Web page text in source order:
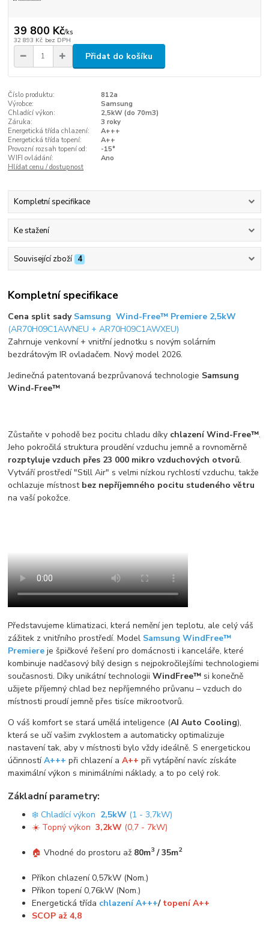
39 800 Kč/ks
32 893 Kč bez DPH
Přidat do košíku
Číslo produktu:
812a
Výrobce:
Samsung
Chladící výkon:
2,5kW (do 70m3)
Záruka:
3 roky
Energetická třída chlazení:
A+++
Energetická třída topení:
A++
Provozní rozsah topení od:
-15°
WIFI ovládání:
Ano
Hlídat cenu / dostupnost
Kompletní specifikace
Ke stažení
Související zboží 4
Kompletní specifikace
Cena split sady Samsung Wind-Free™ Premiere 2,5kW
(AR70H09C1AWNEU + AR70H09C1AWXEU)
Zahrnuje venkovní + vnitřní jednotku s novým solárním
bezdrátovým IR ovladačem. Nový model 2026.
Jedinečná patentovaná bezprůvanová technologie Samsung
Wind-Free™
Zůstaňte v pohodě bez pocitu chladu díky chlazení Wind-Free™.
Jeho pokročilá struktura proudění vzduchu jemně a rovnoměrně
rozptyluje vzduch přes 23 000 mikro vzduchových otvorů.
Vytváří prostředí "Still Air" s velmi nízkou rychlostí vzduchu, takže
ochlazuje místnost bez nepříjemného pocitu studeného větru
na vaší pokožce.
Představujeme klimatizaci, která nemění jen teplotu, ale celý váš
zážitek z vnitřního prostředí. Model Samsung WindFree™
Premiere je špičkové řešení pro domácnosti i kanceláře, které
kombinuje nadčasový bílý design s nejpokročilejšími technologiemi
současnosti. Díky unikátní technologiiWindFree™ si konečně
užijete příjemný chlad bez nepříjemného průvanu – vzduch do
místnosti proudí jemně přes tisíce mikrootvorů.
O váš komfort se stará umělá inteligence (AI Auto Cooling),
která se učí vašim zvyklostem a automaticky optimalizuje
nastavení tak, aby v místnosti bylo vždy ideálně. S energetickou
účinnostíA+++ při chlazení aA++ při vytápění navíc získáte
maximální výkon s minimálními náklady, a to po celý rok.
Základní parametry:
❄️ Chladící výkon 2,5kW (1 - 3,7kW)
☀️ Topný výkon3,2kW (0,7 - 7kW)
🏠Vhodné do prostoru až 80m3 / 35m2
Příkon chlazení 0,57kW (Nom.)
Příkon topení 0,76kW (Nom.)
Energetická třída chlazení A+++/ topení A++
SCOP až 4,8